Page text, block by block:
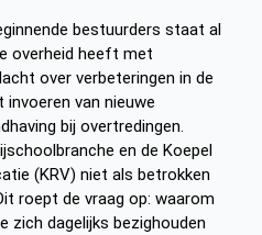
bestuurders staat al
overheid heeft met
over verbeteringen in de
invoeren van nieuwe
bij overtredingen.
en de Koepel
(KRV) niet als betrokken
roept de vraag op: waarom
zich dagelijks bezighouden